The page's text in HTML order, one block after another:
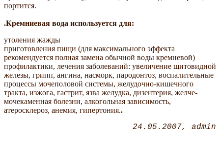
портится.
.Кремниевая вода используется для:
утоления жажды
приготовления пищи (для максимального эффекта
рекомендуется полная замена обычной воды кремневой)
профилактики, лечения заболеваний: увеличение щитовидной
железы, грипп, ангина, насморк, пародонтоз, воспалительные
процессы мочеполовой системы, желудочно-кишечного
тракта, изжога, гастрит, язва желудка, дизентерия, желче-
мочекаменная болезни, алкогольная зависимость,
атеросклероз, анемия, гипертония..
24.05.2007 admin